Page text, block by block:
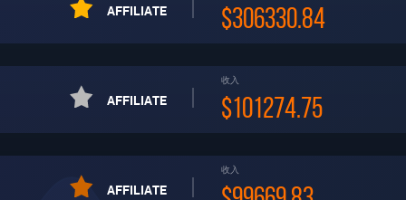
AFFILIATE $306330.84
AFFILIATE
收入
$101274.75
AFFILIATE
收入